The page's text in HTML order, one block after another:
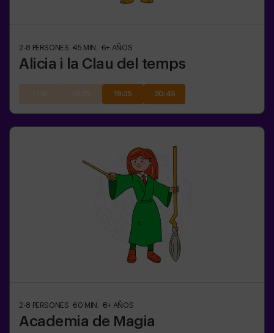
2-8 PERSONES 45 MIN. 6+ AÑOS
Alicia i la Clau del temps
19:35 20:45
2-8 PERSONES 60 MIN. 8+ AÑOS
Academia de Magia